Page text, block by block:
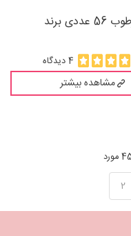
دستمال مرطوب 56 عددی برند
4 دیدگاه
مشاهده بیشتر
2